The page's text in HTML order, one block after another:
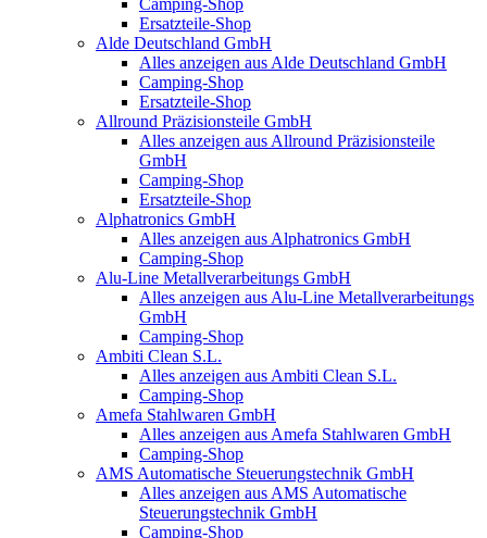
Camping-Shop
Ersatzteile-Shop
Alde Deutschland GmbH
Alles anzeigen aus Alde Deutschland GmbH
Camping-Shop
Ersatzteile-Shop
Allround Präzisionsteile GmbH
Alles anzeigen aus Allround Präzisionsteile
GmbH
Camping-Shop
Ersatzteile-Shop
Alphatronics GmbH
Alles anzeigen aus Alphatronics GmbH
Camping-Shop
Alu-Line Metallverarbeitungs GmbH
Alles anzeigen aus Alu-Line Metallverarbeitungs
GmbH
Camping-Shop
Ambiti Clean S.L.
Alles anzeigen aus Ambiti Clean S.L.
Camping-Shop
Amefa Stahlwaren GmbH
Alles anzeigen aus Amefa Stahlwaren GmbH
Camping-Shop
AMS Automatische Steuerungstechnik GmbH
Alles anzeigen aus AMS Automatische
Steuerungstechnik GmbH
Camping-Shop